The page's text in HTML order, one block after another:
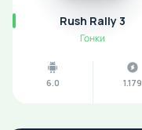
Rush Rally 3
Гонки
6.0 1.179